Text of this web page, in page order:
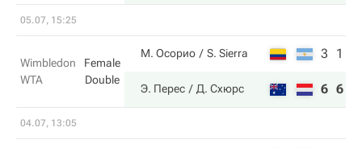
05.07, 15:25
Wimbledon
WTA
Female
Double
М. Осорио S. Sierra 3 1
Э. Перес Д. Схюрс 6 6
04.07, 13:05